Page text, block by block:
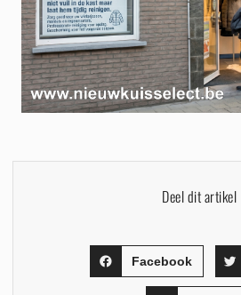
Deel dit artikel
Facebook